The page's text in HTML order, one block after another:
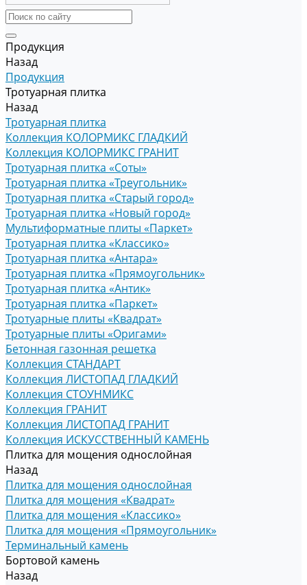
Продукция
Назад
Продукция
Тротуарная плитка
Назад
Тротуарная плитка
Коллекция КОЛОРМИКС ГЛАДКИЙ
Коллекция КОЛОРМИКС ГРАНИТ
Тротуарная плитка «Соты»
Тротуарная плитка «Треугольник»
Тротуарная плитка «Старый город»
Тротуарная плитка «Новый город»
Мультиформатные плиты «Паркет»
Тротуарная плитка «Классико»
Тротуарная плитка «Антара»
Тротуарная плитка «Прямоугольник»
Тротуарная плитка «Антик»
Тротуарная плитка «Паркет»
Тротуарные плиты «Квадрат»
Тротуарные плиты «Оригами»
Бетонная газонная решетка
Коллекция СТАНДАРТ
Коллекция ЛИСТОПАД ГЛАДКИЙ
Коллекция СТОУНМИКС
Коллекция ГРАНИТ
Коллекция ЛИСТОПАД ГРАНИТ
Коллекция ИСКУССТВЕННЫЙ КАМЕНЬ
Плитка для мощения однослойная
Назад
Плитка для мощения однослойная
Плитка для мощения «Квадрат»
Плитка для мощения «Классико»
Плитка для мощения «Прямоугольник»
Терминальный камень
Бортовой камень
Назад